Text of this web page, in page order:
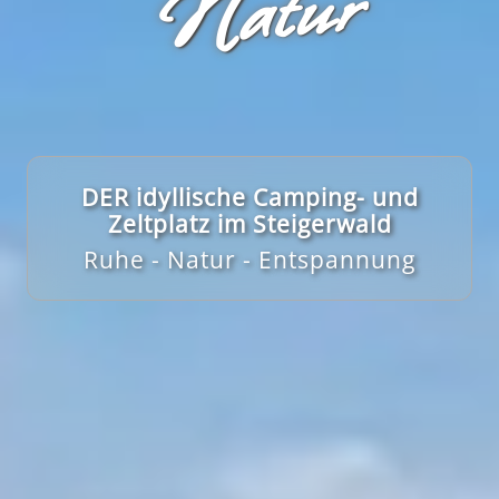
DER idyllische Camping- und
Zeltplatz im Steigerwald
Ruhe - Natur - Entspannung